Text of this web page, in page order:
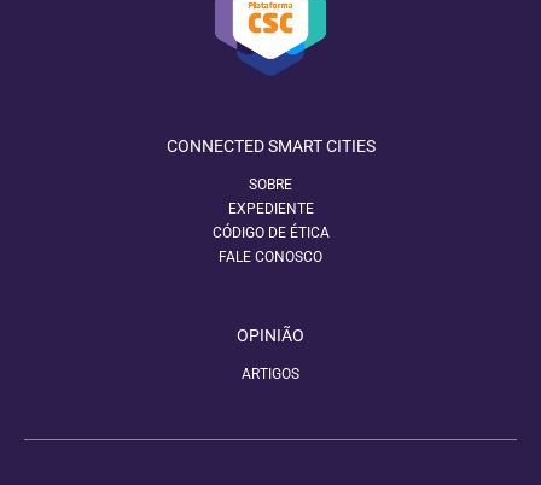
CONNECTED SMART CITIES
SOBRE
EXPEDIENTE
CÓDIGO DE ÉTICA
FALE CONOSCO
OPINIÃO
ARTIGOS